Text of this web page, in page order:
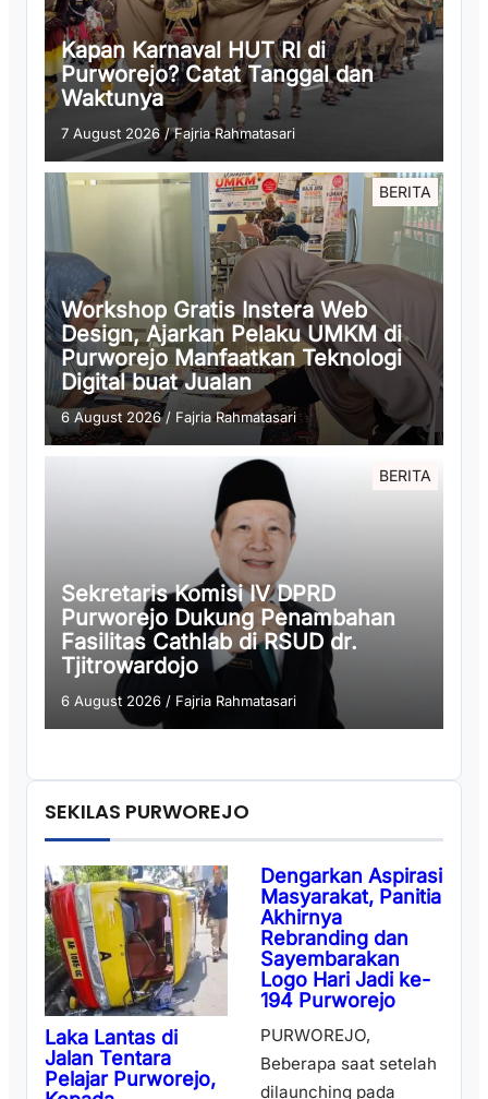
Kapan Karnaval HUT RI di
Purworejo? Catat Tanggal dan
Waktunya
7 August 2026 /Fajria Rahmatasari
BERITA
Workshop Gratis Instera Web
Design, Ajarkan Pelaku UMKM di
Purworejo Manfaatkan Teknologi
Digital buat Jualan
6 August 2026/ Fajria Rahmatasari
BERITA
Sekretaris Komisi IV DPRD
Purworejo Dukung Penambahan
Fasilitas Cathlab di RSUD dr.
Tjitrowardojo
6 August 2026 / Fajria Rahmatasari
SEKILAS PURWOREJO
Laka Lantas di
Jalan Tentara
Pelajar Purworejo,
Dengarkan Aspirasi
Masyarakat, Panitia
Akhirnya
Rebranding dan
Sayembarakan
Logo Hari Jadi ke-
194 Purworejo
PURWOREJO,
Beberapa saat setelah
dilaunching pada